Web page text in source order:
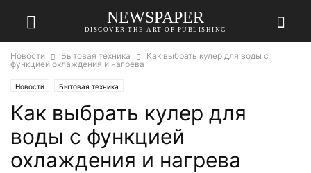
NEWSPAPER
DISCOVER THE ART OF PUBLISHING
Новости Бытовая техника
Как выбрать кулер для воды с
функцией охлаждения и нагрева
Новости Бытовая техника
Как выбрать кулер для
воды с функцией
охлаждения и нагрева